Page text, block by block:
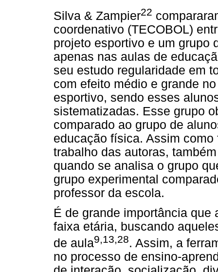
Silva & Zampier22
coordenativo (TECOBOL)
projeto esportivo e um grupo
apenas nas aulas de
seu estudo regularidade em
com efeito médio e grande
esportivo, sendo esses
sistematizadas. Esse grupo
comparado ao grupo de
educação física. Assim
trabalho das autoras,
quando se analisa o grupo
grupo experimental
professor da escola.
É de grande importância
faixa etária, buscando
de aula9,13,28. Assim, a
no processo de ensino-